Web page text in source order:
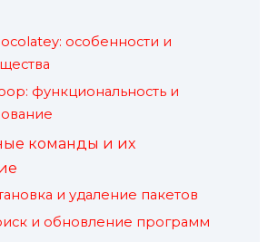
особенности и
функциональность и
команды и их
и удаление пакетов
и обновление программ